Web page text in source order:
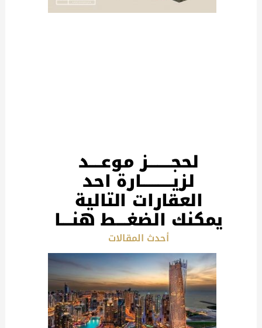
لحجــــــــز موعــــد
لزيـــــــــــارة احد
العقارات التالية
يمكنك الضغــــط هنــــا
أحدث المقالات